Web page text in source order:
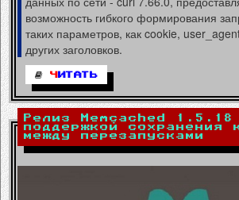
возможность гибкого формирования
таких параметров, как cookie,
других заголовков.
Ч ИТАТЬ
Релиз Memcached 1.5.18
поддержкой сохранения
между перезапусками